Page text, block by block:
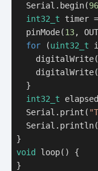
  Serial.begin(
int32_t timer
  pinMode(
13,
for (uint32_t
    digitalWrite(
    digitalWrite(
  }
int32_t
  Serial.print(
void
loop()
{
}